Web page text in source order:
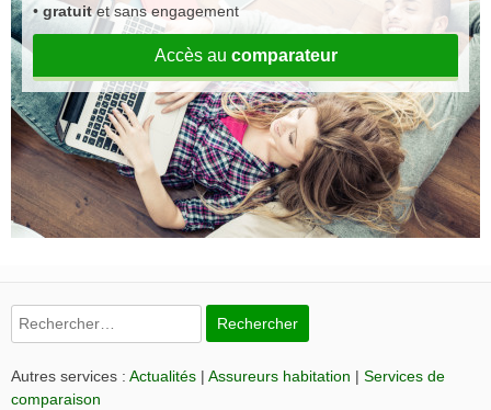
• gratuitet sans engagement
Accès au comparateur
Rechercher :
Autres services : Actualités | Assureurs habitation | Services de
comparaison